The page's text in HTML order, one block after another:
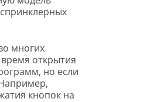
многих
открытия
но если
кнопок на